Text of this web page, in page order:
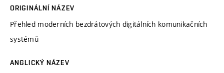
ORIGINÁLNÍ NÁZEV
Přehled moderních bezdrátových digitálních komunikačních
systémů
ANGLICKÝ NÁZEV